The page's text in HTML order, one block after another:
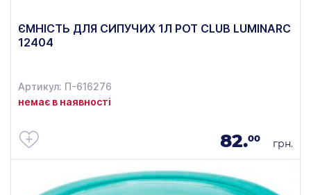
ЄМНІСТЬ ДЛЯ СИПУЧИХ 1Л POT CLUB LUMINARC
12404
Артикул: П-616276
немає в наявності
82.00 грн.